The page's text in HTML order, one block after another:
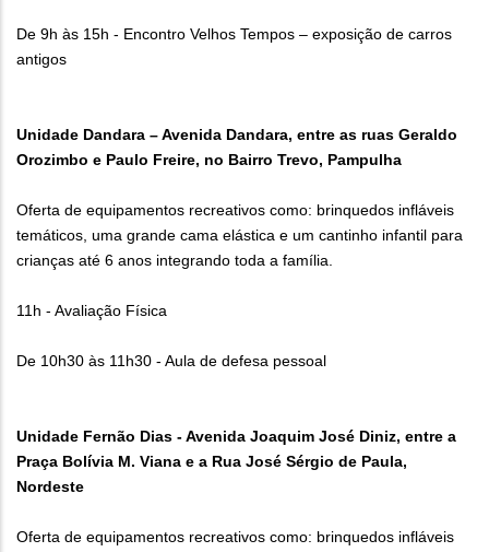
De 9h às 15h - Encontro Velhos Tempos – exposição de carros
antigos
Unidade Dandara – Avenida Dandara, entre as ruas Geraldo
Orozimbo e Paulo Freire, no Bairro Trevo, Pampulha
Oferta de equipamentos recreativos como: brinquedos infláveis
temáticos, uma grande cama elástica e um cantinho infantil para
crianças até 6 anos integrando toda a família.
11h - Avaliação Física
De 10h30 às 11h30 - Aula de defesa pessoal
Unidade Fernão Dias - Avenida Joaquim José Diniz, entre a
Praça Bolívia M. Viana e a Rua José Sérgio de Paula,
Nordeste
Oferta de equipamentos recreativos como: brinquedos infláveis